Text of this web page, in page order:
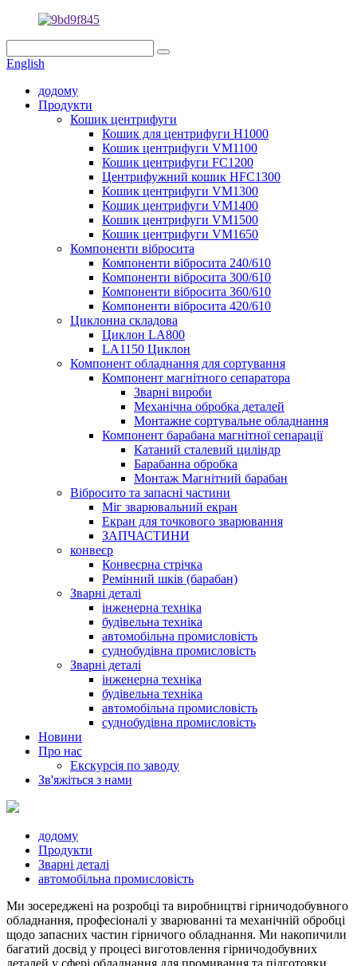
English
додому
Продукти
Кошик центрифуги
Кошик для центрифуги H1000
Кошик центрифуги VM1100
Кошик центрифуги FC1200
Центрифужний кошик HFC1300
Кошик центрифуги VM1300
Кошик центрифуги VM1400
Кошик центрифуги VM1500
Кошик центрифуги VM1650
Компоненти вібросита
Компоненти вібросита 240/610
Компоненти вібросита 300/610
Компоненти вібросита 360/610
Компоненти вібросита 420/610
Циклонна складова
Циклон LA800
LA1150 Циклон
Компонент обладнання для сортування
Компонент магнітного сепаратора
Зварні вироби
Механічна обробка деталей
Монтажне сортувальне обладнання
Компонент барабана магнітної сепарації
Катаний сталевий циліндр
Барабанна обробка
Монтаж Магнітний барабан
Вібросито та запасні частини
Міг зварювальний екран
Екран для точкового зварювання
ЗАПЧАСТИНИ
конвеєр
Конвеєрна стрічка
Ремінний шків (барабан)
Зварні деталі
інженерна техніка
будівельна техніка
автомобільна промисловість
суднобудівна промисловість
Зварні деталі
інженерна техніка
будівельна техніка
автомобільна промисловість
суднобудівна промисловість
Новини
Про нас
Екскурсія по заводу
Зв'яжіться з нами
додому
Продукти
Зварні деталі
автомобільна промисловість
Ми зосереджені на розробці та виробництві гірничодобувного
обладнання, професіоналі у зварюванні та механічній обробці
щодо запасних частин гірничого обладнання. Ми накопичили
багатий досвід у процесі виготовлення гірничодобувних
деталей у сфері обладнання для промивання та підготовки